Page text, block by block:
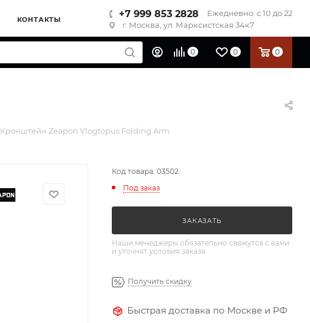
КОНТАКТЫ
+7 999 853 2828
Ежедневно: с 10 до 22
г. Москва, ул. Марксистская 34к7
0 0 0
Кронштейн Zeapon Vlogtopus Folding Arm
Код товара: 03502
Под заказ
ЗАКАЗАТЬ
Наши менеджеры обязательно свяжутся с вами
и уточнят условия заказа
Получить скидку
Быстрая доставка по Москве и РФ